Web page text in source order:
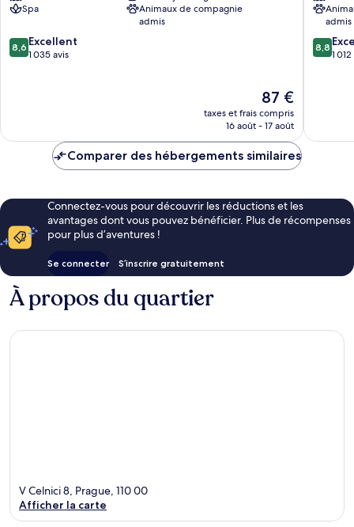
Spa
Animaux de compagnie
admis
8.6
sur
8,6 Excellent
1 035 avis
Le
nouveau
prix
de
87 €
taxes et frais compris
16 août - 17 août
Centre-
ville
de
Prague
admis
8.8
sur
8,8
1
Comparer des hébergements similaires
Connectez-vous pour découvrir les réductions et les
avantages dont vous pouvez bénéficier. Plus de récompenses
pour plus d’aventures !
Se connecter S’inscrire gratuitement
À propos du quartier
V Celnici 8, Prague, 110 00
Afficher la carte